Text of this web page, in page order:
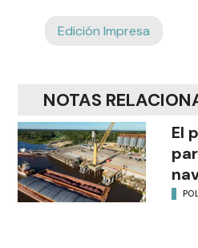
Edición Impresa
NOTAS
El